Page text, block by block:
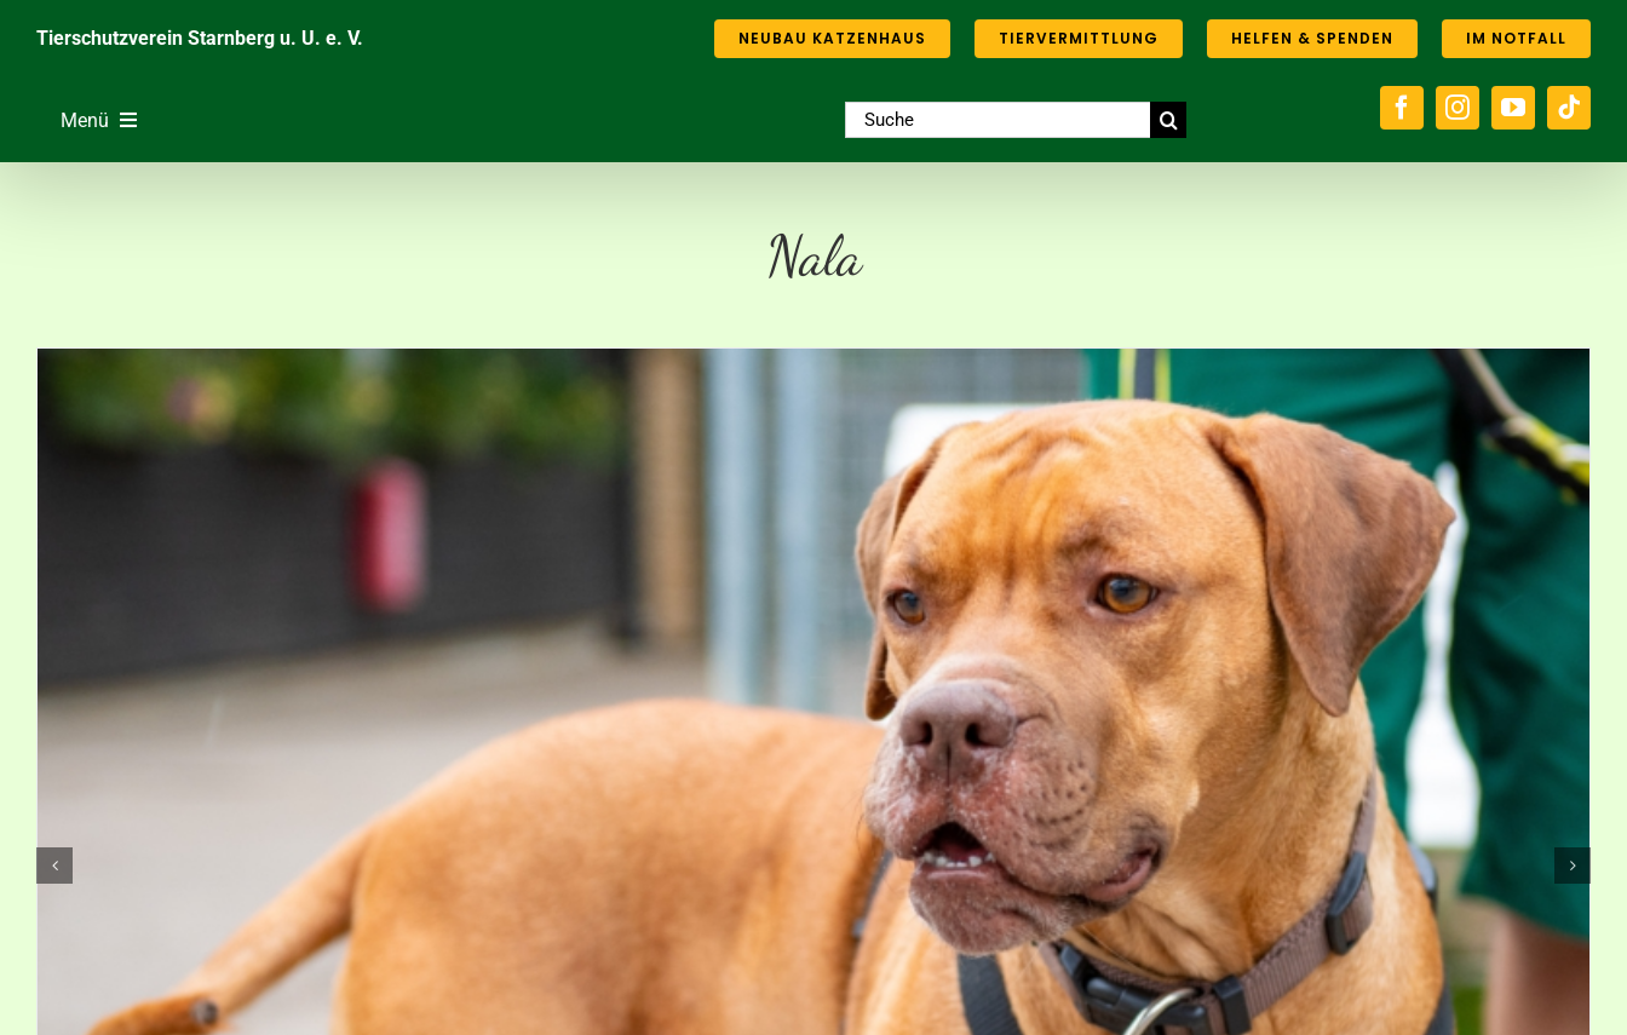
InhaltTierschutzverein Starnberg u. U. e. V. NEUBAU KATZENHAUS TIERVERMITTLUNG HELFEN & SPENDEN IM NOTFALL
Menü
Ratgeber & Service
Suche
nach:
Nala